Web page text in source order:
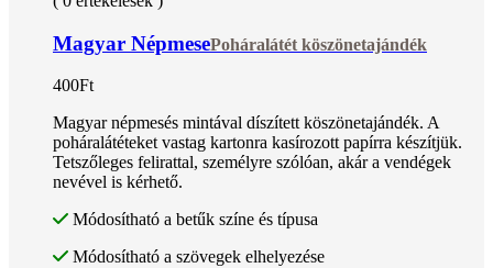
Magyar NépmesePoháralátét köszönetajándék
400Ft
Magyar népmesés mintával díszített köszönetajándék. A
poháralátéteket vastag kartonra kasírozott papírra készítjük.
Tetszőleges felirattal, személyre szólóan, akár a vendégek
nevével is kérhető.
Módosítható a betűk színe és típusa
Módosítható a szövegek elhelyezése